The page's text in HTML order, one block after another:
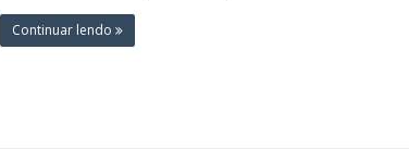
Continuar lendo